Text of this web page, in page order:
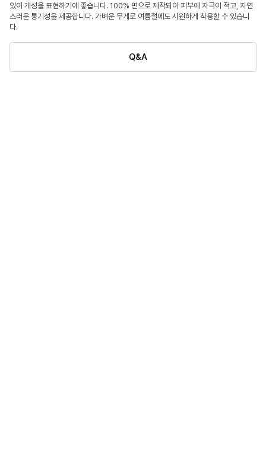
있어 개성을 표현하기에 좋습니다. 100% 면으로 제작되어 피부에 자극이 적고, 자연
스러운 통기성을 제공합니다. 가벼운 무게로 여름철에도 시원하게 착용할 수 있습니
다.
Q&A